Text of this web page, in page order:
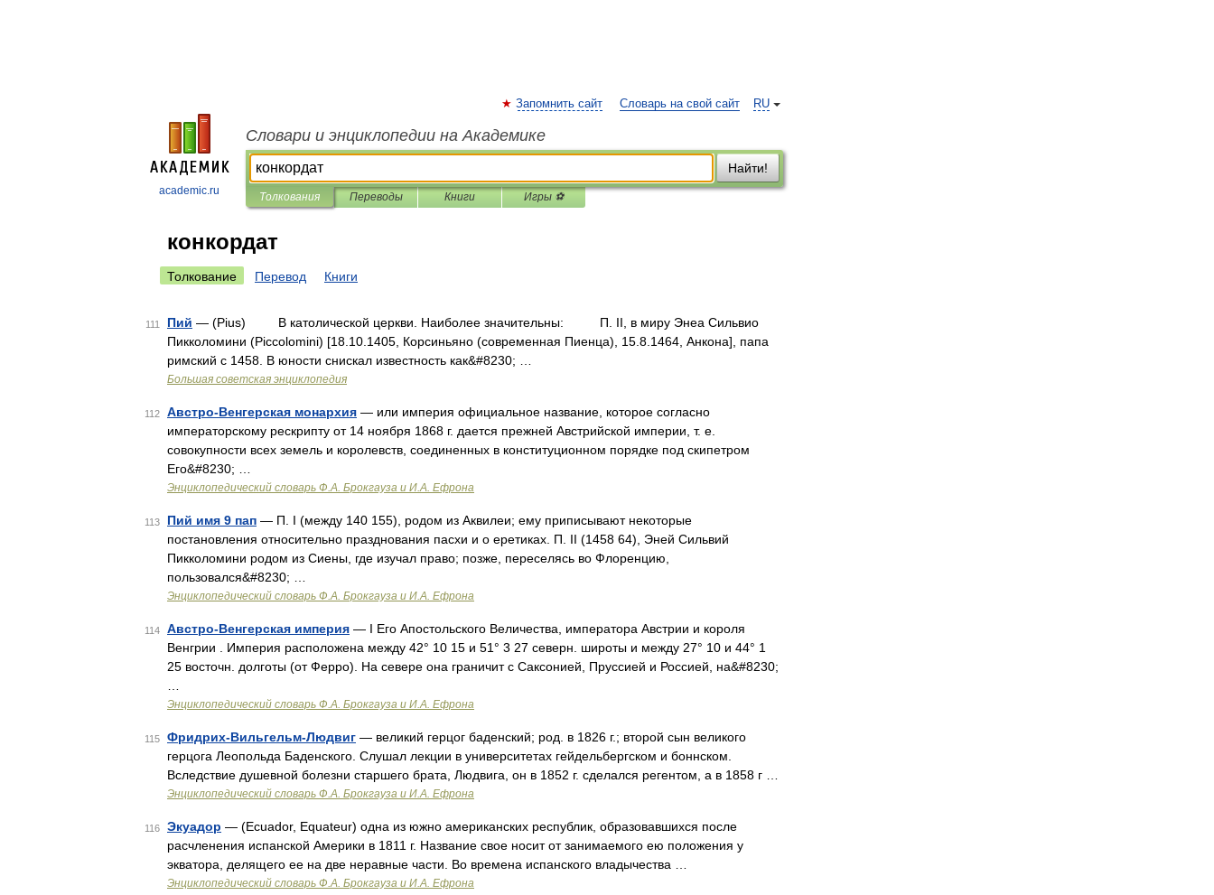
academic.ru
RU
Запомнить сайт Словарь на свой сайт
Словари и энциклопедии на Академике
Найти!
Толкования Переводы Книги Игры ⚽
конкордат
Толкование Перевод Книги
111 Пий — (Pius) В католической церкви. Наиболее значительны: П. II, в миру Энеа Сильвио
Пикколомини (Piccolomini) [18.10.1405, Корсиньяно (современная Пиенца), 15.8.1464, Анкона], папа
римский с 1458. В юности снискал известность как&#8230; …
Большая советская энциклопедия
112 Австро-Венгерская монархия — или империя официальное название, которое согласно
императорскому рескрипту от 14 ноября 1868 г. дается прежней Австрийской империи, т. е.
совокупности всех земель и королевств, соединенных в конституционном порядке под скипетром
Его&#8230; …
Энциклопедический словарь Ф.А. Брокгауза и И.А. Ефрона
113 Пий имя 9 пап — П. I (между 140 155), родом из Аквилеи; ему приписывают некоторые
постановления относительно празднования пасхи и о еретиках. П. II (1458 64), Эней Сильвий
Пикколомини родом из Сиены, где изучал право; позже, переселясь во Флоренцию,
пользовался&#8230; …
Энциклопедический словарь Ф.А. Брокгауза и И.А. Ефрона
114 Австро-Венгерская империя — I Его Апостольского Величества, императора Австрии и короля
Венгрии . Империя расположена между 42° 10 15 и 51° 3 27 северн. широты и между 27° 10 и 44° 1
25 восточн. долготы (от Ферро). На севере она граничит с Саксонией, Пруссией и Россией, на&#8230;
Энциклопедический словарь Ф.А. Брокгауза и И.А. Ефрона
115 Фридрих-Вильгельм-Людвиг — великий герцог баденский; род. в 1826 г.; второй сын великого
герцога Леопольда Баденского. Слушал лекции в университетах гейдельбергском и боннском.
Вследствие душевной болезни старшего брата, Людвига, он в 1852 г. сделался регентом, а в 1858 г …
Энциклопедический словарь Ф.А. Брокгауза и И.А. Ефрона
116 Экуадор — (Ecuador, Equateur) одна из южно американских республик, образовавшихся после
расчленения испанской Америки в 1811 г. Название свое носит от занимаемого ею положения у
экватора, делящего ее на две неравные части. Во времена испанского владычества …
Энциклопедический словарь Ф.А. Брокгауза и И.А. Ефрона